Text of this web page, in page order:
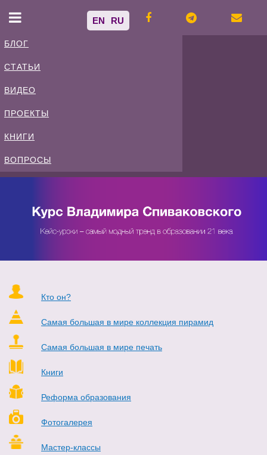
БЛОГ
СТАТЬИ
ВИДЕО
ПРОЕКТЫ
КНИГИ
ВОПРОСЫ
EN RU
Спиваковский
Блог
Кто он?
Самая большая в мире коллекция пирамид
Самая большая в мире печать
Книги
Реформа образования
Фотогалерея
Мастер-классы